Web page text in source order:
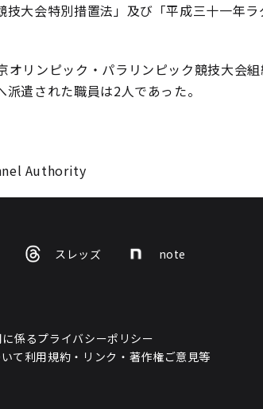
技大会特別措置法」及び「平成三十一年
オリンピック・パラリンピック競技大会
遣された職員は2人であった。
Authority
スレッズ note
係るプライバシーポリシー
て 利用規約・リンク・著作権ご意見等